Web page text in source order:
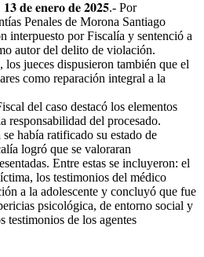
𝐝𝐞 𝐞𝐧𝐞𝐫𝐨 𝐝𝐞 𝟐𝟎𝟐𝟓.- Por
Penales de Morona Santiago
interpuesto por Fiscalía y sentenció a
autor del delito de violación.
jueces dispusieron también que el
como reparación integral a la
del caso destacó los elementos
responsabilidad del procesado.
había ratificado su estado de
logró que se valoraran
Entre estas se incluyeron: el
los testimonios del médico
a la adolescente y concluyó que fue
psicológica, de entorno social y
testimonios de los agentes